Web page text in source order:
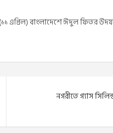
এপ্রিল) বাংলাদেশে ঈদুল ফিতর
নগরীতে গ্যাস